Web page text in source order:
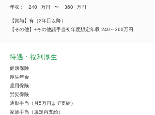
年収： 240 万円 ​〜 360 万円
【賞与】有（2年目以降）
【その他】+その他諸手当初年度想定年収 240～360万円
待遇・福利厚生
健康保険
厚生年金
雇用保険
労災保険
通勤手当（月5万円まで支給）
家族手当（規定内支給）